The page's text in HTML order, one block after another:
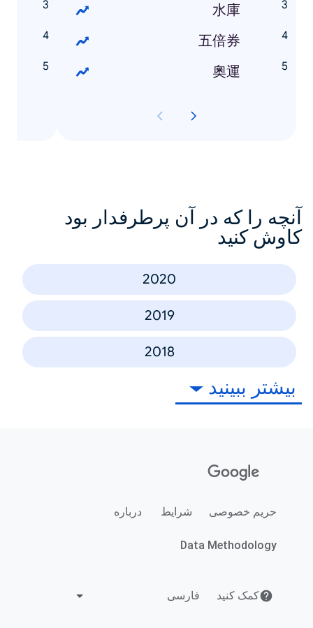
水庫
五倍券
奧運
آنچه را که در آن پرطرفدار بود
کاوش کنید
2020
2019
2018
بیشتر ببینید
حریم خصوصی شرایط درباره
Data Methodology
کمک کنید